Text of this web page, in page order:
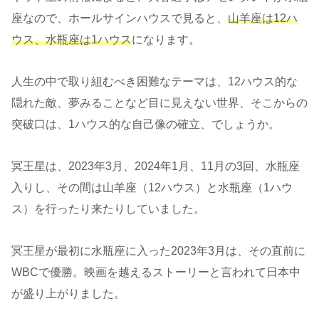
座なので、ホールサインハウスで見ると、 山羊座は12ハ
ウス、水瓶座は1ハウスになります。
人生の中で取り組むべき困難なテーマは、12ハウス的な
隠れた敵、夢みることなど目に見えない世界、そこからの
突破口は、1ハウス的な自己像の確立、でしょうか。
冥王星は、2023年3月、2024年1月、11月の3回、水瓶座
入りし、その間は山羊座（12ハウス）と水瓶座（1ハウ
ス）を行ったり来たりしていました。
冥王星が最初に水瓶座に入った2023年3月は、その直前に
WBCで優勝。映画を越えるストーリーと言われて日本中
が盛り上がりました。